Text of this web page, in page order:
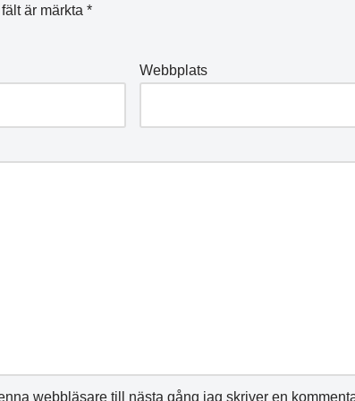
är märkta *
Webbplats
webbläsare till nästa gång jag skriver en